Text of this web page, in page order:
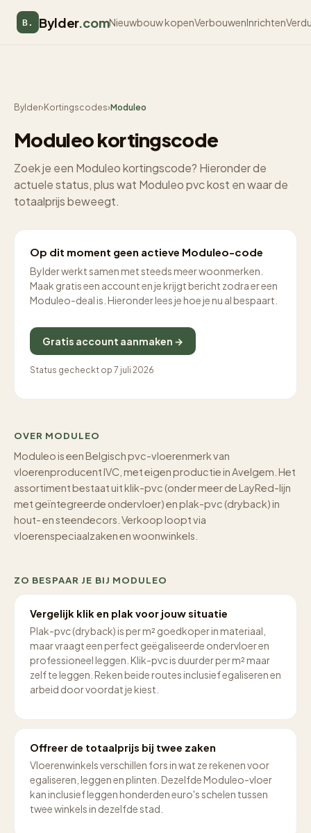
B. Bylder.comNieuwbouw kopenVerbouwenInrichten
Bylder› Kortingscodes›Moduleo
Moduleo kortingscode
Zoek je een Moduleo kortingscode? Hieronder de
actuele status, plus wat Moduleo pvc kost en waar de
totaalprijs beweegt.
Op dit moment geen actieve Moduleo-code
Bylder werkt samen met steeds meer woonmerken.
Maak gratis een account en je krijgt bericht zodra er een
Moduleo-deal is. Hieronder lees je hoe je nu al bespaart.
Gratis account aanmaken →
Status gecheckt op 7 juli 2026
OVER MODULEO
Moduleo is een Belgisch pvc-vloerenmerk van
vloerenproducent IVC, met eigen productie in Avelgem. Het
assortiment bestaat uit klik-pvc (onder meer de LayRed-lijn
met geïntegreerde ondervloer) en plak-pvc (dryback) in
hout- en steendecors. Verkoop loopt via
vloerenspeciaalzaken en woonwinkels.
ZO BESPAAR JE BIJ MODULEO
Vergelijk klik en plak voor jouw situatie
Plak-pvc (dryback) is per m² goedkoper in materiaal,
maar vraagt een perfect geëgaliseerde ondervloer en
professioneel leggen. Klik-pvc is duurder per m² maar
zelf te leggen. Reken beide routes inclusief egaliseren en
arbeid door voordat je kiest.
Offreer de totaalprijs bij twee zaken
Vloerenwinkels verschillen fors in wat ze rekenen voor
egaliseren, leggen en plinten. Dezelfde Moduleo-vloer
kan inclusief leggen honderden euro's schelen tussen
twee winkels in dezelfde stad.